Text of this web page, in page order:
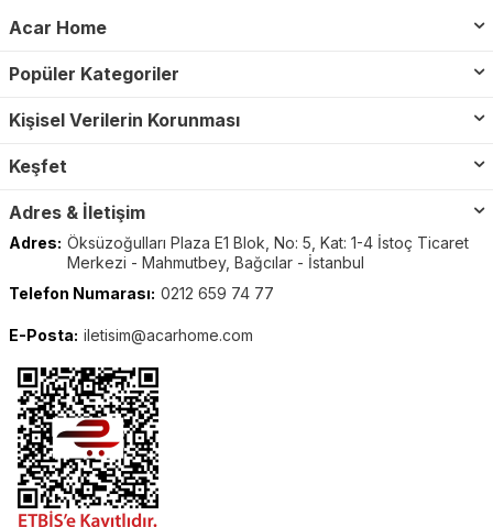
Acar Home
Popüler Kategoriler
Kişisel Verilerin Korunması
Keşfet
Adres & İletişim
Adres: Öksüzoğulları Plaza E1 Blok, No: 5, Kat: 1-4 İstoç Ticaret
Merkezi - Mahmutbey, Bağcılar - İstanbul
Telefon Numarası: 0212 659 74 77
E-Posta: iletisim@acarhome.com